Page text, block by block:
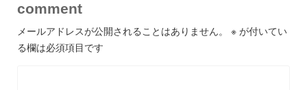
comment
メールアドレスが公開されることはありません。 ※ が付いてい
る欄は必須項目です